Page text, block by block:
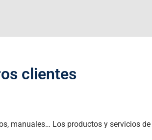
clientes
manuales… Los productos y servicios